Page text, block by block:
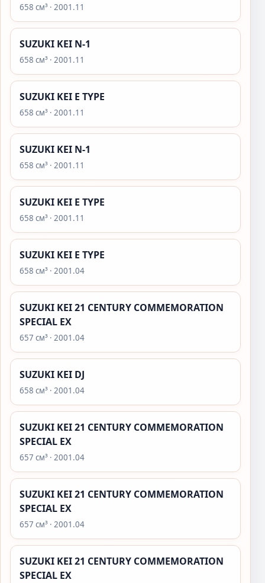
658 см³ · 2001.11
SUZUKI KEI N-1
658 см³ · 2001.11
SUZUKI KEI E TYPE
658 см³ · 2001.11
SUZUKI KEI N-1
658 см³ · 2001.11
SUZUKI KEI E TYPE
658 см³ · 2001.11
SUZUKI KEI E TYPE
658 см³ · 2001.04
SUZUKI KEI 21 CENTURY COMMEMORATION
SPECIAL EX
657 см³ · 2001.04
SUZUKI KEI DJ
658 см³ · 2001.04
SUZUKI KEI 21 CENTURY COMMEMORATION
SPECIAL EX
657 см³ · 2001.04
SUZUKI KEI 21 CENTURY COMMEMORATION
SPECIAL EX
657 см³ · 2001.04
SUZUKI KEI 21 CENTURY COMMEMORATION
SPECIAL EX